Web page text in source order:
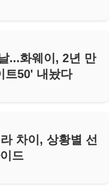
...화웨이, 2년 만
트50' 내놨다
차이, 상황별 선
드